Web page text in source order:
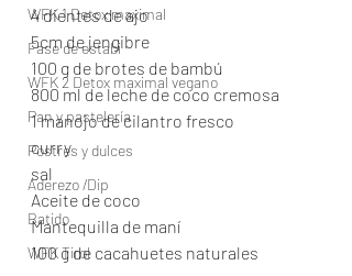
WFK 1 Detox maximal
Fase de estabi
WFK 2 Detox maximal vegano
Pan y pastelería
Postres y dulces
Aderezo /Dip
Batido
WFK Tirol
4 dientes de ajo
5cm de jengibre
100 g de brotes de bambú
800 ml de leche de coco cremosa
1 manojo de cilantro fresco
curry
sal
Aceite de coco
Mantequilla de maní
100 g de cacahuetes naturales